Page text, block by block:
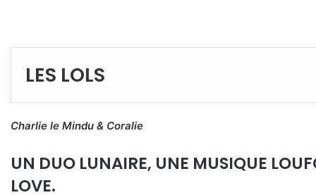
LES LOLS
Charlie le Mindu & Coralie
UN DUO LUNAIRE, UNE MUSIQUE
LOVE.